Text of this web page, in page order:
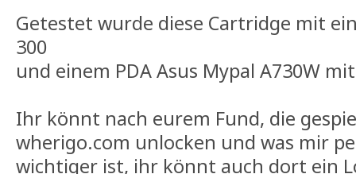
Getestet wurde diese Cartridge mit
300
und einem PDA Asus Mypal A730W
Ihr könnt nach eurem Fund, die
wherigo.com unlocken und was mir
wichtiger ist, ihr könnt auch dort ein